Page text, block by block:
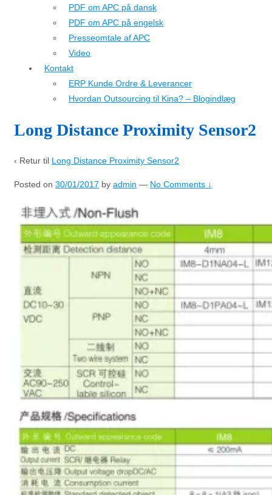
PDF om APC på dansk
PDF om APC på engelsk
Presseomtale af APC
Video
Kontakt
ERP Kunde Ordre & Leverancer
Hvordan Outsourcing til Kina? – Blogindlæg
Long Distance Proximity Sensor2
‹ Retur til Long Distance Proximity Sensor2
Posted on 30/01/2017 by admin — No Comments ↓